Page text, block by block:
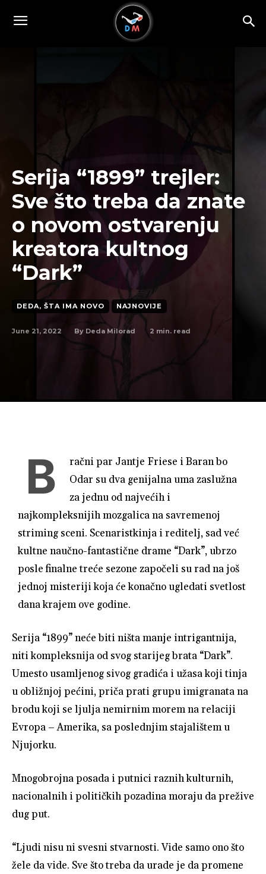
Serija “1899” trejler:
Sve što treba da znate
o novom ostvarenju
kreatora kultnog
“Dark”
DEDA, ŠTA IMA NOVO NAJNOVIJE
June 21, 2022 By Deda Milorad 2 min. read
B
račni par Jantje Friese i Baran bo
Odar su dva genijalna uma zaslužna
za jednu od najvećih i
najkompleksnijih mozgalica na savremenoj
striming sceni. Scenaristkinja i reditelj, sad već
kultne naučno-fantastične drame “Dark”, ubrzo
posle finalne treće sezone započeli su rad na još
jednoj misteriji koja će konačno ugledati svetlost
dana krajem ove godine.
Serija “1899” neće biti ništa manje intrigantnija,
niti kompleksnija od svog starijeg brata “Dark”.
Umesto usamljenog sivog gradića i užasa koji tinja
u obližnjoj pećini, priča prati grupu imigranata na
brodu koji se ljulja nemirnim morem na relaciji
Evropa – Amerika, sa poslednjim stajalištem u
Njujorku.
Mnogobrojna posada i putnici raznih kulturnih,
nacionalnih i političkih pozadina moraju da prežive
dug put.
“Ljudi nisu ni svesni stvarnosti. Vide samo ono što
žele da vide. Sve što treba da urade je da promene